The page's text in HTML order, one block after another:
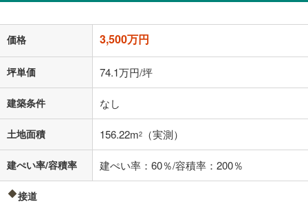
価格 3,500万円
坪単価 74.1万円/坪
建築条件 なし
土地面積 156.22m2 （実測）
建ぺい率/容積率 建ぺい率：60％/容積率：200％
接道